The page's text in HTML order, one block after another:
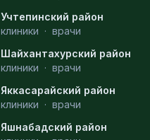
Учтепинский район
клиники · врачи
Шайхантахурский район
клиники · врачи
Яккасарайский район
клиники · врачи
Яшнабадский район